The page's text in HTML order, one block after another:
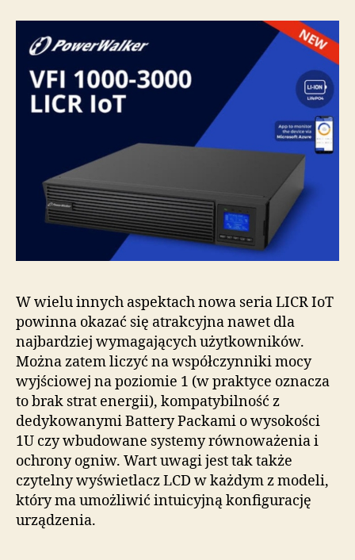
W wielu innych aspektach nowa seria LICR IoT
powinna okazać się atrakcyjna nawet dla
najbardziej wymagających użytkowników.
Można zatem liczyć na współczynniki mocy
wyjściowej na poziomie 1 (w praktyce oznacza
to brak strat energii), kompatybilność z
dedykowanymi Battery Packami o wysokości
1U czy wbudowane systemy równoważenia i
ochrony ogniw. Wart uwagi jest tak także
czytelny wyświetlacz LCD w każdym z modeli,
który ma umożliwić intuicyjną konfigurację
urządzenia.